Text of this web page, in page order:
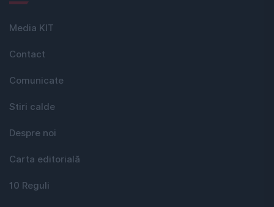
Media KIT
Contact
Comunicate
Stiri calde
Despre noi
Carta editorială
10 Reguli